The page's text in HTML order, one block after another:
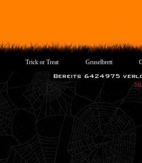
Trick or Treat Gruselbrett